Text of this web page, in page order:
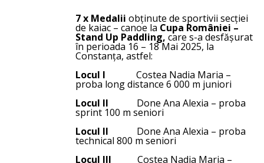
7 x Medalii obținute de sportivii secției
de kaiac – canoe la Cupa României –
Stand Up Paddling, care s-a desfășurat
în perioada 16 – 18 Mai 2025, la
Constanța, astfel:
Locul I Costea Nadia Maria –
proba long distance 6 000 m juniori
Locul II Done Ana Alexia – proba
sprint 100 m seniori
Locul II Done Ana Alexia – proba
technical 800 m seniori
Locul III Costea Nadia Maria –